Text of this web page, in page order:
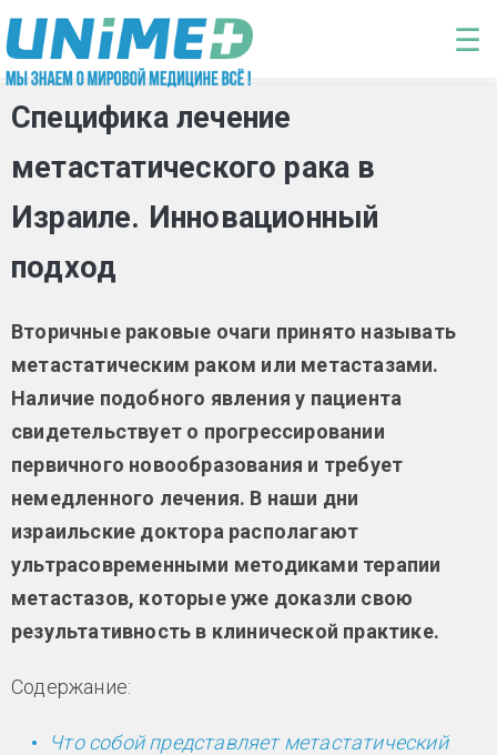
Перейти к основному содержанию
☰
Специфика лечение
метастатического рака в
Израиле. Инновационный
подход
Вторичные раковые очаги принято называть
метастатическим раком или метастазами.
Наличие подобного явления у пациента
свидетельствует о прогрессировании
первичного новообразования и требует
немедленного лечения. В наши дни
израильские доктора располагают
ультрасовременными методиками терапии
метастазов, которые уже доказли свою
результативность в клинической практике.
Содержание:
Что собой представляет метастатический